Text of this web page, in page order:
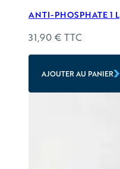
ANTI-PHOSPHATE 1 L
31,90€ TTC
AJOUTER AU PANIER